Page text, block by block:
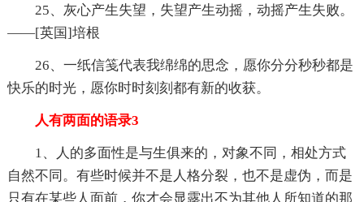
25、灰心产生失望，失望产生动摇，动摇产生失败。
——[英国]培根
26、一纸信笺代表我绵绵的思念，愿你分分秒秒都是
快乐的时光，愿你时时刻刻都有新的收获。
人有两面的语录3
1、人的多面性是与生俱来的，对象不同，相处方式
自然不同。有些时候并不是人格分裂，也不是虚伪，而是
只有在某些人面前，你才会显露出不为其他人所知道的那